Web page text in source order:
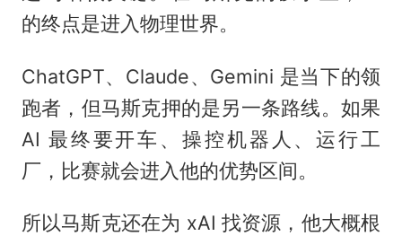
的终点是进入物理世界。
ChatGPT、Claude、Gemini 是当下的领
跑者，但马斯克押的是另一条路线。如果
AI 最终要开车、操控机器人、运行工
厂，比赛就会进入他的优势区间。
所以马斯克还在为 xAI 找资源，他大概根